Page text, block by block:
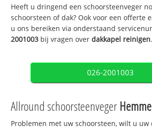
Heeft u dringend een schoorsteenveger
schoorsteen of dak? Ook voor een offerte
u ons bereiken via onderstaand
2001003 bij vragen overdakkapel reinigen.
026-2001003
Allround schoorsteenveger
Problemen met uw schoorsteen, wilt u uw